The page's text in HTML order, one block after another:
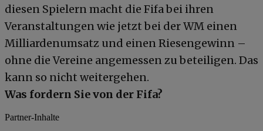
diesen Spielern macht die Fifa bei ihren
Veranstaltungen wie jetzt bei der WM einen
Milliardenumsatz und einen Riesengewinn –
ohne die Vereine angemessen zu beteiligen. Das
kann so nicht weitergehen.
Was fordern Sie von der Fifa?
Partner-Inhalte